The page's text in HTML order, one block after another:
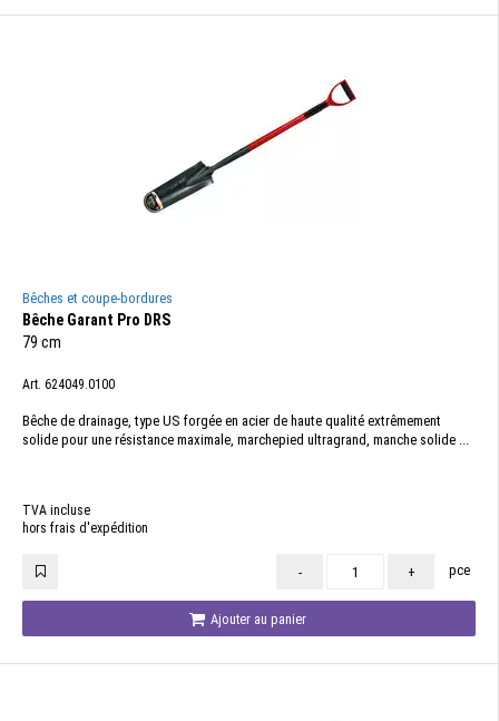
Bêches et coupe-bordures
Bêche Garant Pro DRS
79 cm
Art. 624049.0100
Bêche de drainage, type US forgée en acier de haute qualité extrêmement
solide pour une résistance maximale, marchepied ultragrand, manche solide ...
TVA incluse
hors frais d'expédition
- + pce
Ajouter au panier